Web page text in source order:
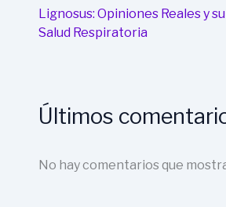
Lignosus: Opiniones Reales y
Salud Respiratoria
Últimos
No hay comentarios que